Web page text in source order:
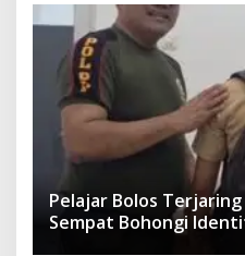
Pelajar Bolos Terjaring
Sempat Bohongi